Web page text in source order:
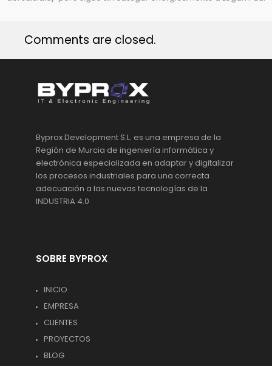
Comments are closed.
Byprox Development S.L. es una empresa de la
Región de Murcia de ingeniería informática y
electrónica especializada en adaptar y digitalizar
los procesos industriales para una correcta
adecuación a las nuevas tecnologías de la
INDUSTRIA 4.0
SOBRE BYPROX
INICIO
EMPRESA
CLIENTES
PROYECTOS
BLOG